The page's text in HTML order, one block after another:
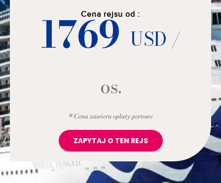
Cena rejsu od :
1769USD /
os.
* Cena zawiera opłaty portowe
ZAPYTAJ O TEN REJS